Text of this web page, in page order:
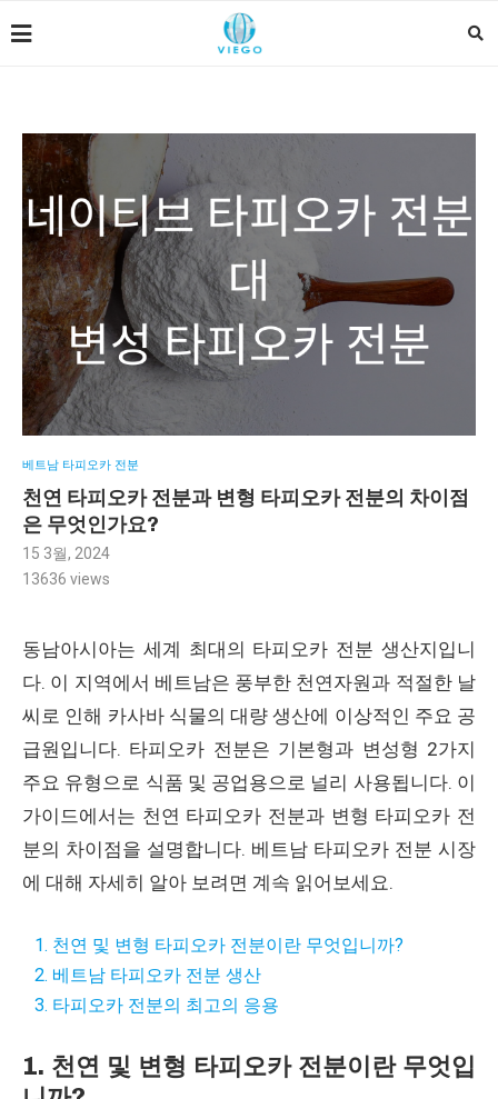
베트남 타피오카 전분
천연 타피오카 전분과 변형 타피오카 전분의 차이점
은 무엇인가요?
15 3월, 2024
13636 views
동남아시아는 세계 최대의 타피오카 전분 생산지입니
다. 이 지역에서 베트남은 풍부한 천연자원과 적절한 날
씨로 인해 카사바 식물의 대량 생산에 이상적인 주요 공
급원입니다. 타피오카 전분은 기본형과 변성형 2가지
주요 유형으로 식품 및 공업용으로 널리 사용됩니다. 이
가이드에서는 천연 타피오카 전분과 변형 타피오카 전
분의 차이점을 설명합니다. 베트남 타피오카 전분 시장
에 대해 자세히 알아 보려면 계속 읽어보세요.
1. 천연 및 변형 타피오카 전분이란 무엇입니까?
2. 베트남 타피오카 전분 생산
3. 타피오카 전분의 최고의 응용
1. 천연 및 변형 타피오카 전분이란 무엇입